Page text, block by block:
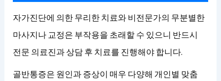
자가진단에 의한 무리한 치료와 비전문가의 무분별한
마사지나 교정은 부작용을 초래할 수 있으니 반드시
전문 의료진과 상담 후 치료를 진행해야 합니다.
골반통증은 원인과 증상이 매우 다양해 개인별 맞춤